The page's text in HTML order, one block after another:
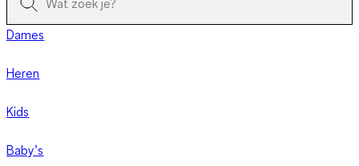
Dames
Heren
Kids
Baby’s